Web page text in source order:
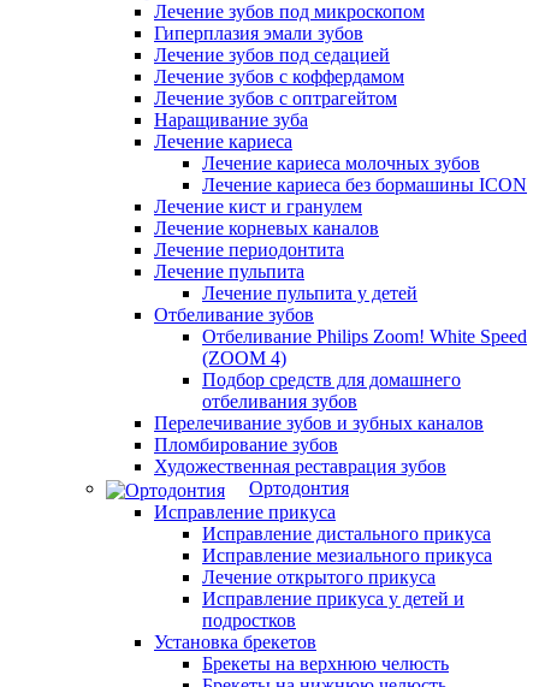
Лечение зубов под микроскопом
Гиперплазия эмали зубов
Лечение зубов под седацией
Лечение зубов с коффердамом
Лечение зубов с оптрагейтом
Наращивание зуба
Лечение кариеса
Лечение кариеса молочных зубов
Лечение кариеса без бормашины ICON
Лечение кист и гранулем
Лечение корневых каналов
Лечение периодонтита
Лечение пульпита
Лечение пульпита у детей
Отбеливание зубов
Отбеливание Philips Zoom! White Speed
(ZOOM 4)
Подбор средств для домашнего
отбеливания зубов
Перелечивание зубов и зубных каналов
Пломбирование зубов
Художественная реставрация зубов
Ортодонтия
Исправление прикуса
Исправление дистального прикуса
Исправление мезиального прикуса
Лечение открытого прикуса
Исправление прикуса у детей и
подростков
Установка брекетов
Брекеты на верхнюю челюсть